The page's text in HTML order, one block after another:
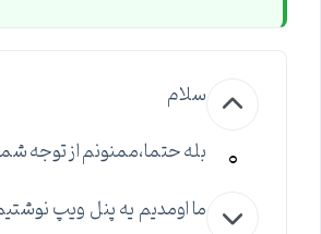
0
سلام
بله حتما،ممنونم از توجه